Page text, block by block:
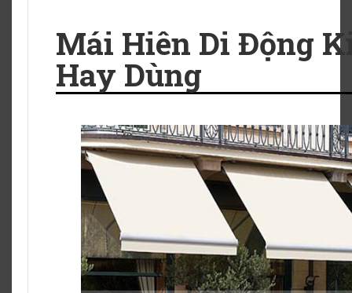
Mái Hiên Di Động
Hay Dùng